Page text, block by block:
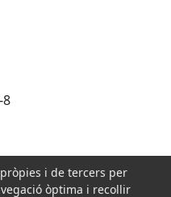
8
i de tercers per
òptima i recollir